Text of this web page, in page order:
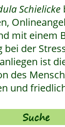
Schielicke
mit einem
bei der
ist
des
und
Suche